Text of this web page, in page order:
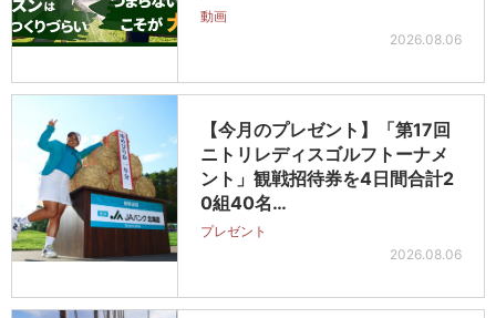
動画
2026.08.06
【今月のプレゼント】「第17回
ニトリレディスゴルフトーナメ
ント」観戦招待券を4日間合計2
0組40名…
プレゼント
2026.08.06